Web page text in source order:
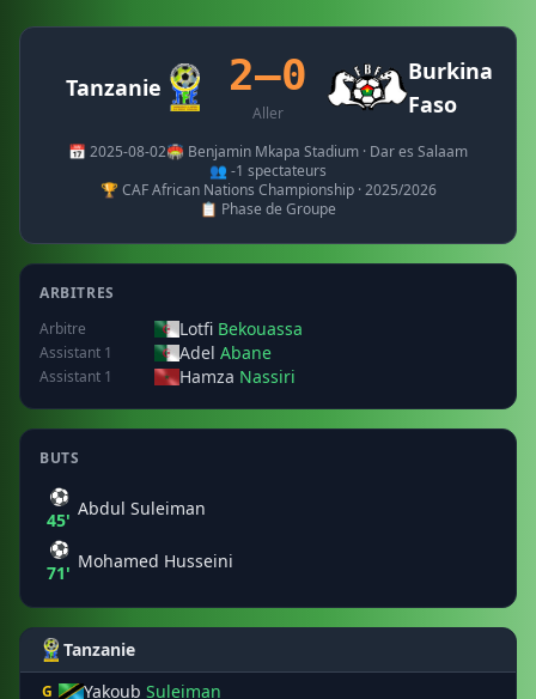
Tanzanie 2–0
Aller
Burkina
Faso
📅 2025-08-02🏟️ Benjamin Mkapa Stadium · Dar es Salaam
👥 -1 spectateurs
🏆 CAF African Nations Championship · 2025/2026
📋 Phase de Groupe
ARBITRES
Arbitre
Lotfi Bekouassa
Assistant 1 Adel Abane
Assistant 1 Hamza Nassiri
BUTS
⚽
45'
Abdul Suleiman
⚽
71'
Mohamed Husseini
Tanzanie
G Yakoub Suleiman